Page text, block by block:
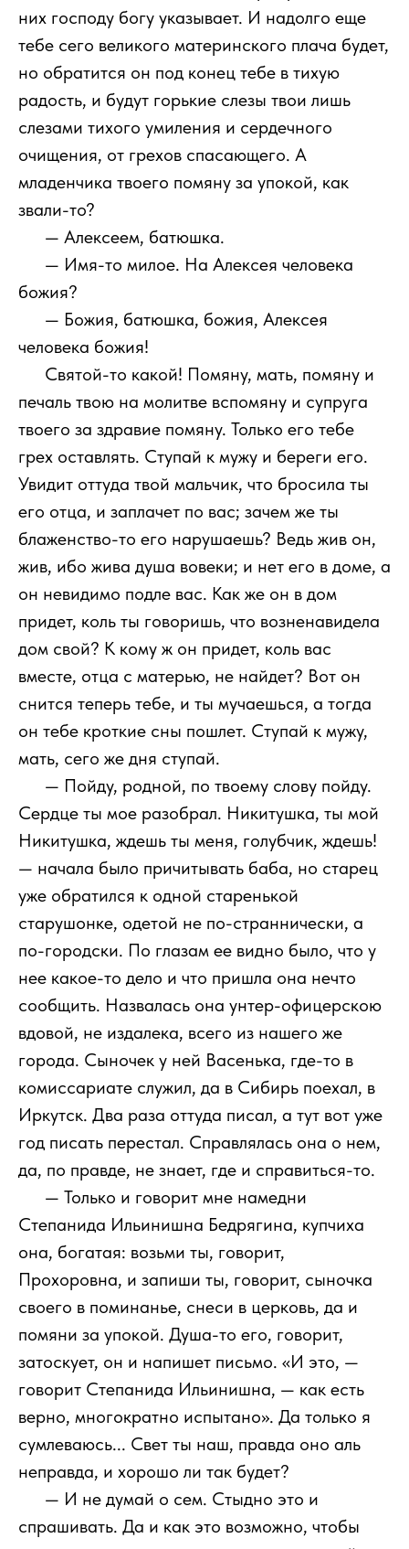
них господу богу указывает. И надолго еще
тебе сего великого материнского плача будет,
но обратится он под конец тебе в тихую
радость, и будут горькие слезы твои лишь
слезами тихого умиления и сердечного
очищения, от грехов спасающего. А
младенчика твоего помяну за упокой, как
звали-то?
— Алексеем, батюшка.
— Имя-то милое. На Алексея человека
божия?
— Божия, батюшка, божия, Алексея
человека божия!
Святой-то какой! Помяну, мать, помяну и
печаль твою на молитве вспомяну и супруга
твоего за здравие помяну. Только его тебе
грех оставлять. Ступай к мужу и береги его.
Увидит оттуда твой мальчик, что бросила ты
его отца, и заплачет по вас; зачем же ты
блаженство-то его нарушаешь? Ведь жив он,
жив, ибо жива душа вовеки; и нет его в доме, а
он невидимо подле вас. Как же он в дом
придет, коль ты говоришь, что возненавидела
дом свой? К кому ж он придет, коль вас
вместе, отца с матерью, не найдет? Вот он
снится теперь тебе, и ты мучаешься, а тогда
он тебе кроткие сны пошлет. Ступай к мужу,
мать, сего же дня ступай.
— Пойду, родной, по твоему слову пойду.
Сердце ты мое разобрал. Никитушка, ты мой
Никитушка, ждешь ты меня, голубчик, ждешь!
— начала было причитывать баба, но старец
уже обратился к одной старенькой
старушонке, одетой не по-страннически, а
по-городски. По глазам ее видно было, что у
нее какое-то дело и что пришла она нечто
сообщить. Назвалась она унтер-офицерскою
вдовой, не издалека, всего из нашего же
города. Сыночек у ней Васенька, где-то в
комиссариате служил, да в Сибирь поехал, в
Иркутск. Два раза оттуда писал, а тут вот уже
год писать перестал. Справлялась она о нем,
да, по правде, не знает, где и справиться-то.
— Только и говорит мне намедни
Степанида Ильинишна Бедрягина, купчиха
она, богатая: возьми ты, говорит,
Прохоровна, и запиши ты, говорит, сыночка
своего в поминанье, снеси в церковь, да и
помяни за упокой. Душа-то его, говорит,
затоскует, он и напишет письмо. «И это, —
говорит Степанида Ильинишна, — как есть
верно, многократно испытано». Да только я
сумлеваюсь... Свет ты наш, правда оно аль
неправда, и хорошо ли так будет?
— И не думай о сем. Стыдно это и
спрашивать. Да и как это возможно, чтобы